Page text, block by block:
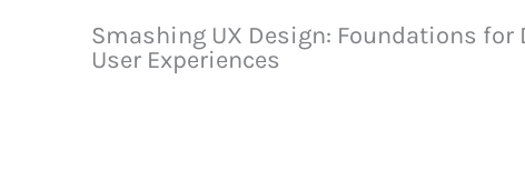
Smashing UX Design: Foundations for
User Experiences